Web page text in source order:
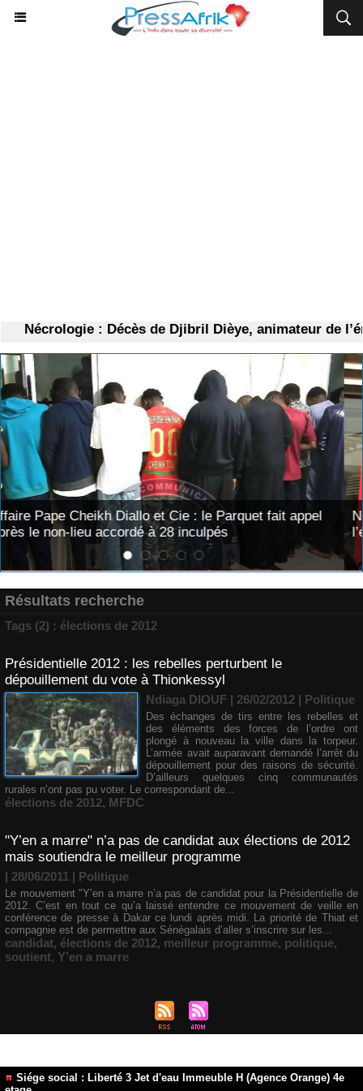
Nécrologie : Décès de Djibril Dièye, animateur de
fait appel
Nécrologie : Décès de Djibril Dièye,
l’émission « Auto Mag » sur la TFM
Résultats recherche
Tags (2) : élections de 2012
Présidentielle 2012 : les rebelles perturbent le
dépouillement du vote à Thionkessyl
Ndiaga DIOUF | 26/02/2012 | Politique
Des échanges de tirs entre les rebelles et
des éléments des forces de l’ordre ont
plongé à nouveau la ville dans la torpeur.
L’armée avait auparavant demandé l’arrêt du
dépouillement pour des raisons de sécurité.
D’ailleurs quelques cinq communautés
rurales n’ont pas pu voter. Le correspondant de...
élections de 2012, MFDC
"Y’en a marre" n’a pas de candidat aux élections de 2012
mais soutiendra le meilleur programme
| 28/06/2011 | Politique
Le mouvement "Y’en a marre n’a pas de candidat pour la Présidentielle de
2012. C’est en tout ce qu’a laissé entendre ce mouvement de veille en
conférence de presse à Dakar ce lundi après midi. La priorité de Thiat et
compagnie est de permettre aux Sénégalais d’aller s’inscrire sur les...
candidat, élections de 2012, meilleur programme, politique,
soutient, Y’en a marre
Siége social : Liberté 3 Jet d'eau Immeuble H (Agence Orange) 4e